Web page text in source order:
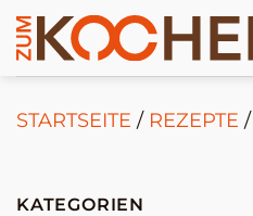
Zum
Inhalt
springen
STARTSEITE / REZEPTE /
KATEGORIEN